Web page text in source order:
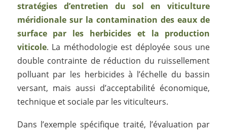
stratégies d’entretien du sol en viticulture
méridionale sur la contamination des eaux de
surface par les herbicides et la production
viticole. La méthodologie est déployée sous une
double contrainte de réduction du ruissellement
polluant par les herbicides à l’échelle du bassin
versant, mais aussi d’acceptabilité économique,
technique et sociale par les viticulteurs.
Dans l’exemple spécifique traité, l’évaluation par